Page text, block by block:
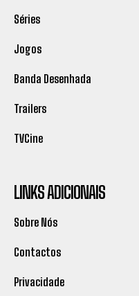
Séries
Jogos
Banda Desenhada
Trailers
TVCine
LINKS ADICIONAIS
Sobre Nós
Contactos
Privacidade